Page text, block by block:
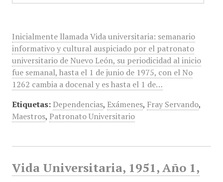
Inicialmente llamada Vida universitaria: semanario
informativo y cultural auspiciado por el patronato
universitario de Nuevo León, su periodicidad al inicio
fue semanal, hasta el 1 de junio de 1975, con el No
1262 cambia a docenal y es hasta el 1 de…
Etiquetas: Dependencias, Exámenes, Fray Servando,
Maestros, Patronato Universitario
Vida Universitaria, 1951, Año 1,